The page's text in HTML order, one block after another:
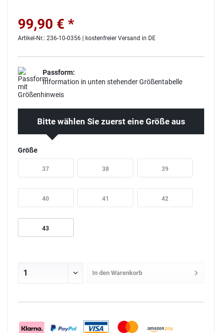
99,90 € *
Artikel-Nr.: 236-10-0356 | kostenfreier Versand in DE
Passform:
Information in unten stehender Größentabelle
Bitte wählen Sie zuerst eine Größe aus
Größe
37 38 39
40 41 42
43
In den Warenkorb